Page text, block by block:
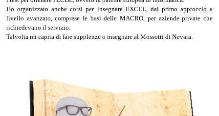
Ho organizzato anche corsi per insegnare EXCEL, dal primo approccio a
livello avanzato, comprese le basi delle MACRO, per aziende private che
richiedevano il servizio.
Talvolta mi capita di fare supplenze o insegnare al Mossotti di Novara.